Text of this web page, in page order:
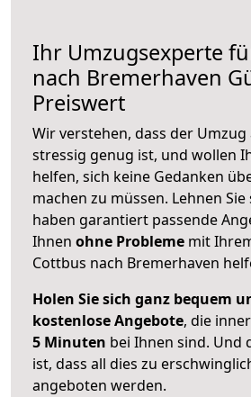
Ihr Umzugsexperte
nach Bremerhaven
Preiswert
Wir verstehen, dass der Umzug
stressig genug ist, und wollen
helfen, sich keine Gedanken
machen zu müssen. Lehnen
haben garantiert passende
Ihnen ohne Probleme mit
Cottbus nach Bremerhaven
Holen Sie sich ganz bequem
kostenlose Angebote, die
5 Minuten bei Ihnen sind. Und
ist, dass all dies zu
angeboten werden.